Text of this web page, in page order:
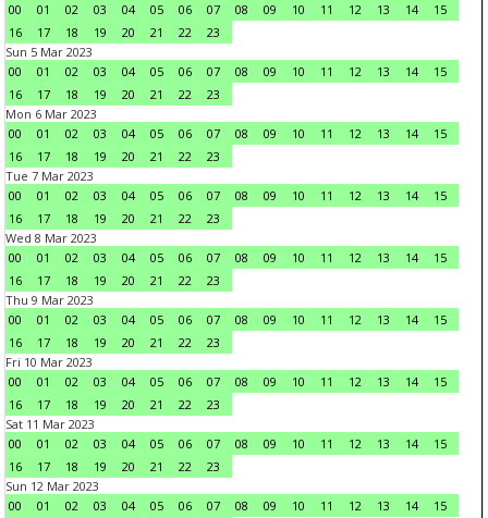
00
01 02 03 04 05 06 07 08 09 10 11 12 13 14
15
16
17 18 19 20 21 22
23
Sun 5 Mar 2023
00
01 02 03 04 05 06 07 08 09 10 11 12 13 14
15
16
17 18 19 20 21 22
23
Mon 6 Mar 2023
00
01 02 03 04 05 06 07 08 09 10 11 12 13 14
15
16
17 18 19 20 21 22
23
Tue 7 Mar 2023
00
01 02 03 04 05 06 07 08 09 10 11 12 13 14
15
16
17 18 19 20 21 22
23
Wed 8 Mar 2023
00
01 02 03 04 05 06 07 08 09 10 11 12 13 14
15
16
17 18 19 20 21 22
23
Thu 9 Mar 2023
00
01 02 03 04 05 06 07 08 09 10 11 12 13 14
15
16
17 18 19 20 21 22
23
Fri 10 Mar 2023
00
01 02 03 04 05 06 07 08 09 10 11 12 13 14
15
16
17 18 19 20 21 22
23
Sat 11 Mar 2023
00
01 02 03 04 05 06 07 08 09 10 11 12 13 14
15
16
17 18 19 20 21 22
23
Sun 12 Mar 2023
00
01 02 03 04 05 06 07 08 09 10 11 12 13 14 15